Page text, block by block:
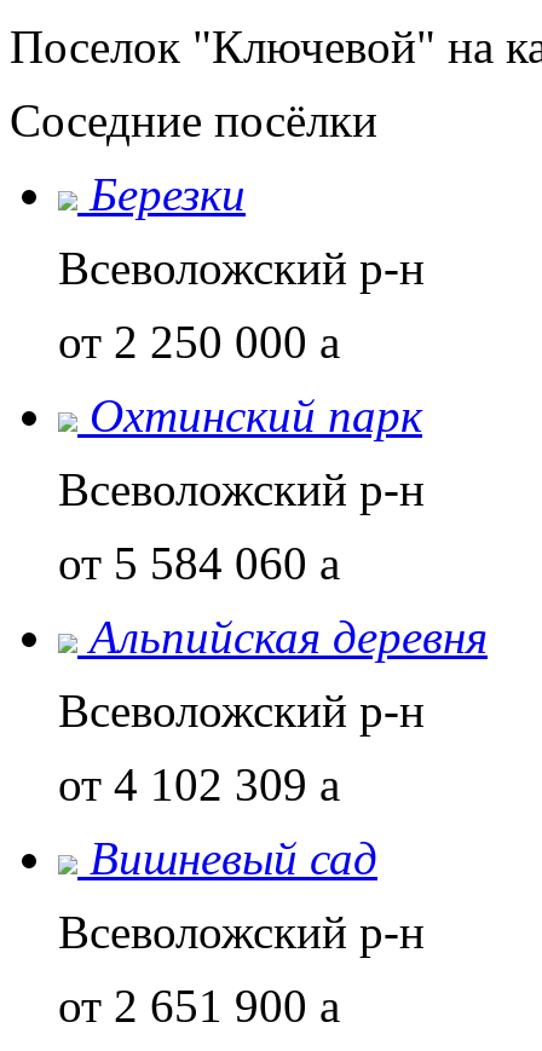
Поселок "Ключевой" на
Соседние посёлки
Березки
Всеволожский р-н
от 2 250 000 a
Охтинский парк
Всеволожский р-н
от 5 584 060 a
Альпийская деревня
Всеволожский р-н
от 4 102 309 a
Вишневый сад
Всеволожский р-н
от 2 651 900 a